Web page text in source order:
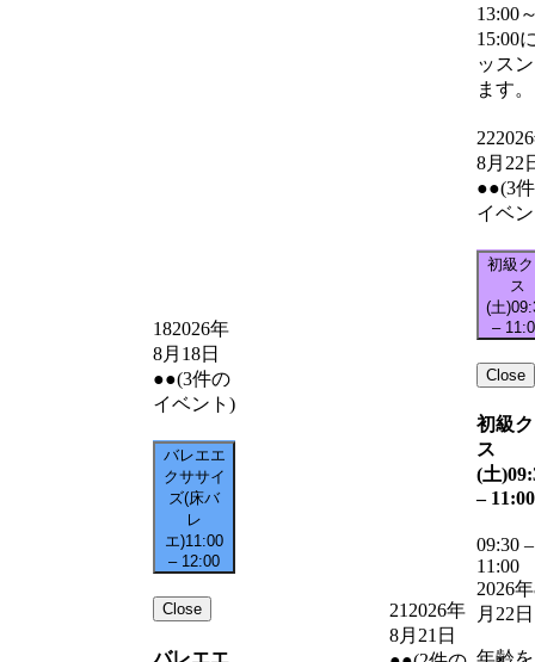
13:00
15:00
ッス
ます。
182026年
8月18日
●●(3件の
イベント)
バレエエ
クササイ
ズ(床バ
レ
エ)11:00
– 12:00
Close
バレエエ
21 2026年
8月21日
22
8月22
●●(3
イベ
初級
ス
(土)
–
Close
初級
ス
(土)
– 11:00
09:30 –
11:00
2026
月22日